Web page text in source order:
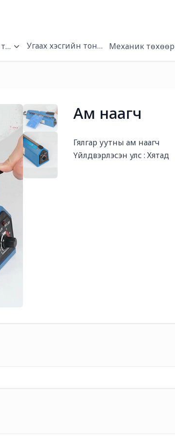
Угаах хэсгийн тоног төхөөрөмжүүд
Механик
Ам наагч
Гялгар уутны ам наагч
Үйлдвэрлэсэн улс : Хятад